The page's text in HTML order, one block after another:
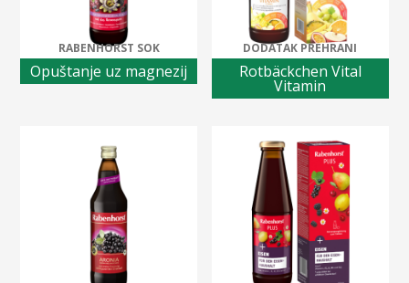
RABENHORST SOK
Opuštanje uz magnezij
DODATAK PREHRANI
Rotbäckchen Vital
Vitamin